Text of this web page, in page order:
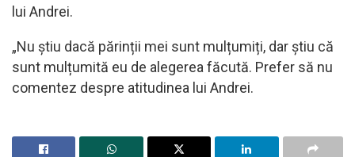
lui Andrei.
„Nu știu dacă părinții mei sunt mulțumiți, dar știu că
sunt mulțumită eu de alegerea făcută. Prefer să nu
comentez despre atitudinea lui Andrei.